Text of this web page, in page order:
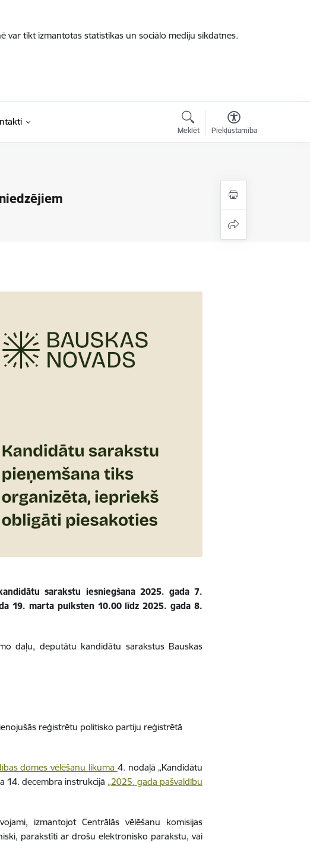
var tikt izmantotas statistikas un sociālo mediju sīkdatnes.
Meklēt Piekļūstamība
sarakstu iesniegšana 2025. gada 7.
19. marta pulksten 10.00 līdz 2025. gada 8.
daļu, deputātu kandidātu sarakstus Bauskas
reģistrētu politisko partiju reģistrētā
domes vēlēšanu likuma 4. nodaļā „Kandidātu
14. decembra instrukcijā „2025. gada pašvaldību
izmantojot Centrālās vēlēšanu komisijas
parakstīti ar drošu elektronisko parakstu, vai